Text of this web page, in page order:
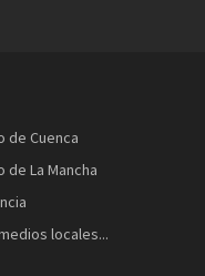
de Cuenca
de La Mancha
locales...